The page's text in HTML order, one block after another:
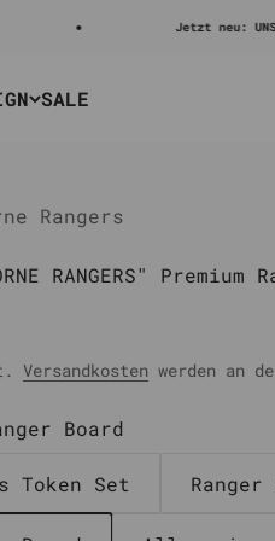
Jetzt neu: UNSPIELBAR
SALE
Rangers
RANGERS"
Versandkosten werden an
Board
Token Set Ranger